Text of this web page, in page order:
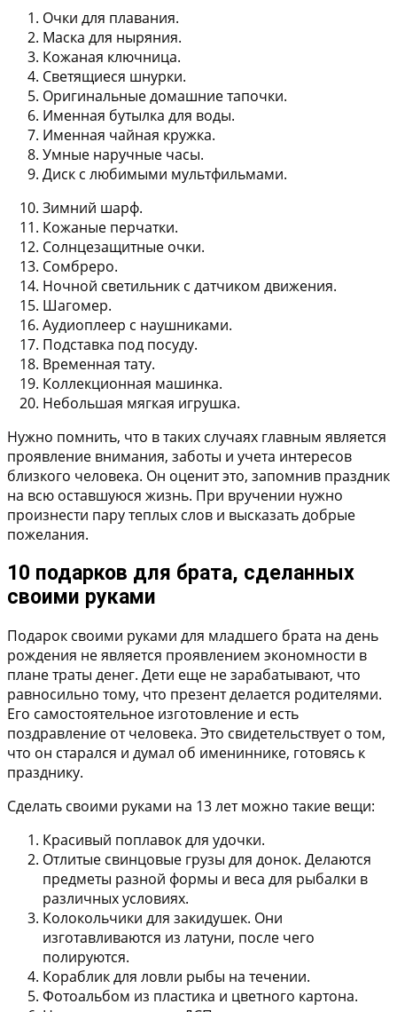
Очки для плавания.
Маска для ныряния.
Кожаная ключница.
Светящиеся шнурки.
Оригинальные домашние тапочки.
Именная бутылка для воды.
Именная чайная кружка.
Умные наручные часы.
Диск с любимыми мультфильмами.
Зимний шарф.
Кожаные перчатки.
Солнцезащитные очки.
Сомбреро.
Ночной светильник с датчиком движения.
Шагомер.
Аудиоплеер с наушниками.
Подставка под посуду.
Временная тату.
Коллекционная машинка.
Небольшая мягкая игрушка.
Нужно помнить, что в таких случаях главным является
проявление внимания, заботы и учета интересов
близкого человека. Он оценит это, запомнив праздник
на всю оставшуюся жизнь. При вручении нужно
произнести пару теплых слов и высказать добрые
пожелания.
10 подарков для брата, сделанных
своими руками
Подарок своими руками для младшего брата на день
рождения не является проявлением экономности в
плане траты денег. Дети еще не зарабатывают, что
равносильно тому, что презент делается родителями.
Его самостоятельное изготовление и есть
поздравление от человека. Это свидетельствует о том,
что он старался и думал об имениннике, готовясь к
празднику.
Сделать своими руками на 13 лет можно такие вещи:
Красивый поплавок для удочки.
Отлитые свинцовые грузы для донок. Делаются
предметы разной формы и веса для рыбалки в
различных условиях.
Колокольчики для закидушек. Они
изготавливаются из латуни, после чего
полируются.
Кораблик для ловли рыбы на течении.
Фотоальбом из пластика и цветного картона.